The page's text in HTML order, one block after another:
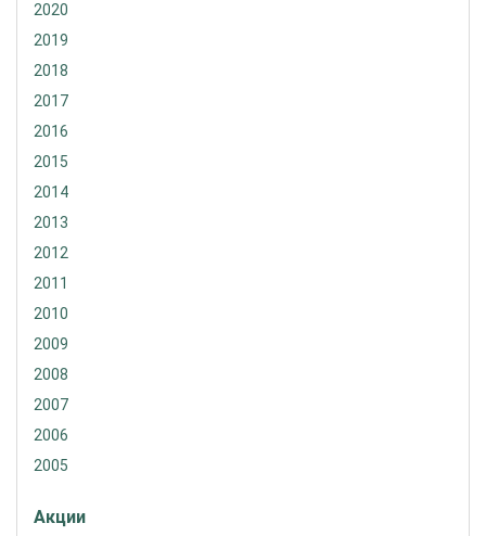
2020
2019
2018
2017
2016
2015
2014
2013
2012
2011
2010
2009
2008
2007
2006
2005
Акции